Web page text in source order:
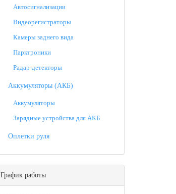
Автосигнализации
Видеорегистраторы
Камеры заднего вида
Парктроники
Радар-детекторы
Аккумуляторы (АКБ)
Аккумуляторы
Зарядные устройства для АКБ
Оплетки руля
График работы